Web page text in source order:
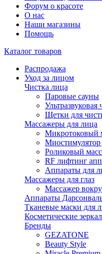
Форум о красоте
О нас
Наши магазины
Помощь
Каталог товаров
Распродажа
Уход за лицом
Чистка лица
Паровые сауны
Ультразвуковая
Щетки для
Массажеры для лица
Микротоковый
Миостимулятор
Роликовый
RF лифтинг
Аппараты для
Массажеры для глаз
Массажер
Аппараты
Тканевые маски для
Косметические
Бренды
GEZATONE
Beauty Style